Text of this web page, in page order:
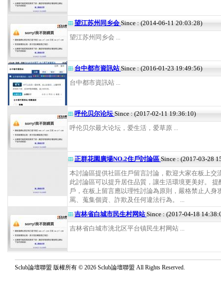
望江苏州同乡会 Since : (2014-06-11 20:03:28)
望江苏州同乡会 ...
台中都市資訊站Since : (2016-01-23 19:49:56)
台中都市資訊站 ...
呼伦贝尔论坛Since : (2017-02-11 19:36:10)
呼伦贝尔最大论坛，爱生活，爱草原 ...
正群花園廣場NO.2住戶討論區 Since : (2017-03-28
本討論區提供社區住戶留言討論，歡迎大家在板上交
此討論區可以提升居住品質，讓生活環境更美好。 提
戶，在板上留言應以理性討論為原則，嚴格禁止人身
罵、蒐集個資、詐欺及任何違法行為。 ...
吉林省白城市民生村网站Since : (2017-04-18
吉林省白城市洮北区平台镇民生村网站 ...
Sclub論壇聯盟 版權所有 © 2026 Sclub論壇聯盟 All Rights Reserved.